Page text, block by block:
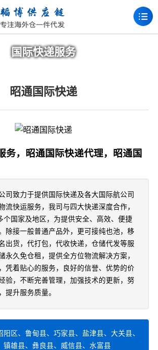
国际快递服务
昭通国际快递
务，昭通国际快递代理，昭通国
司致力于提供国际快递及各大国际航公司
流快运服务，我司与四大快递深度合作，
个国家及地区，为提供安全、高效、便捷
除接一般普通产品外，更可接纯也池，移
出货，代打包，代收快递，仓储代发等服
永久免仓租，提供全方位物流解决方案，
凭着贴心的服务，良好的信誉、优势的价
验，不断完善管理，加强技术的更新，努
提升服务质量。
阳区、鲁甸县、巧家县、盐津县、大关县、
镇雄县、彝良县、威信县、水富县